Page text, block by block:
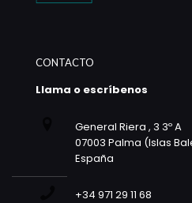
CONTACTO
Llama o escríbenos
General Riera , 3 3º A
07003 Palma (Islas
España
+34 971 29 11 68